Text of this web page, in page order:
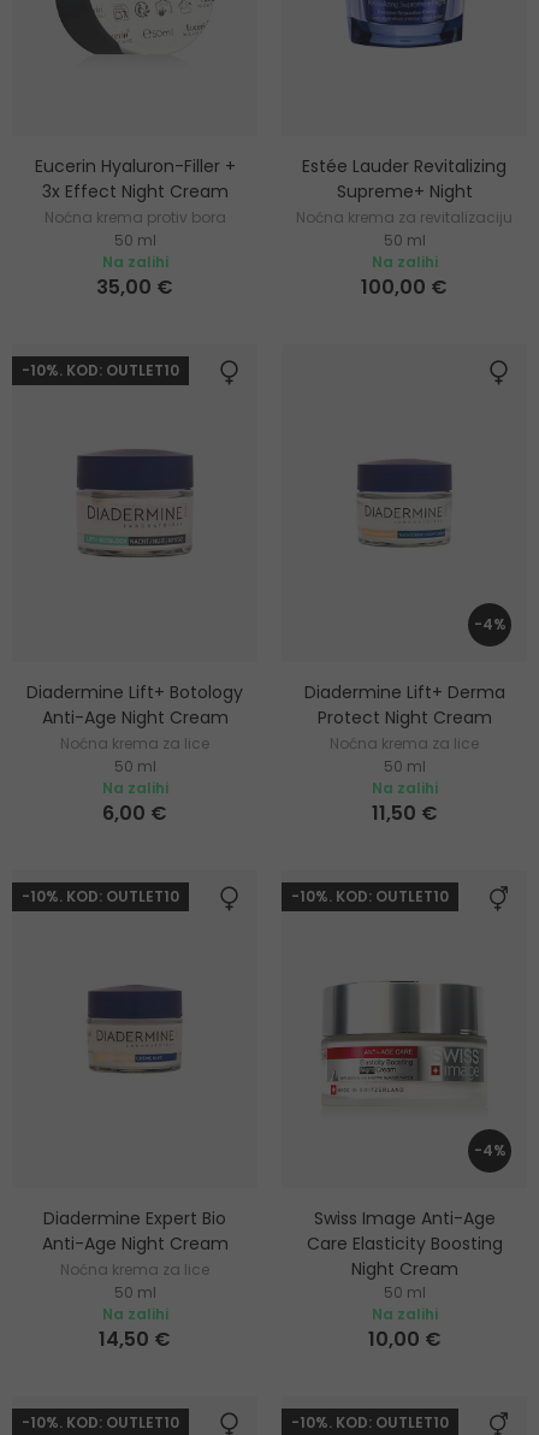
Eucerin Hyaluron-Filler +
3x Effect Night Cream
Noćna krema protiv bora
50 ml
Na zalihi
35,00 €
Estée Lauder Revitalizing
Supreme+ Night
Noćna krema za revitalizaciju
50 ml
Na zalihi
100,00 €
-10%. KOD: OUTLET10
Diadermine Lift+ Botology
Anti-Age Night Cream
Noćna krema za lice
50 ml
Na zalihi
6,00 €
-4%
Diadermine Lift+ Derma
Protect Night Cream
Noćna krema za lice
50 ml
Na zalihi
11,50 €
-10%. KOD: OUTLET10
Diadermine Expert Bio
Anti-Age Night Cream
Noćna krema za lice
50 ml
Na zalihi
14,50 €
-10%. KOD: OUTLET10
-4%
Swiss Image Anti-Age
Care Elasticity Boosting
Night Cream
Regenerirajuća i
pomlađujuća noćna krema
50 ml
Na zalihi
10,00 €
-10%. KOD: OUTLET10 -10%. KOD: OUTLET10